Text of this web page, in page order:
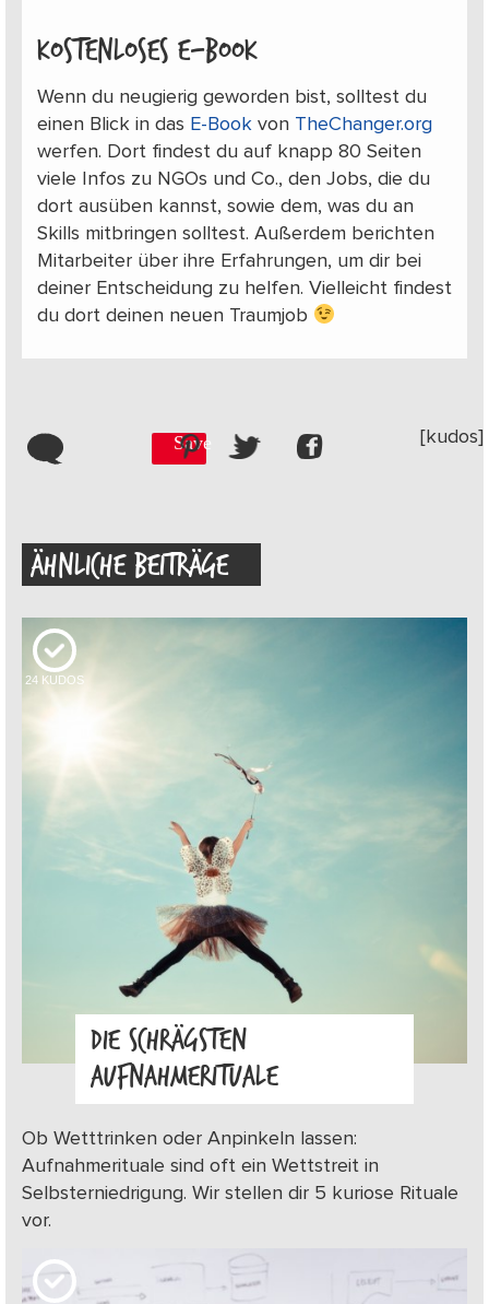
Kostenloses E-Book
Wenn du neugierig geworden bist, solltest du
einen Blick in das E-Bookvon TheChanger.org
werfen. Dort findest du auf knapp 80 Seiten
viele Infos zu NGOs und Co., den Jobs, die du
dort ausüben kannst, sowie dem, was du an
Skills mitbringen solltest. Außerdem berichten
Mitarbeiter über ihre Erfahrungen, um dir bei
deiner Entscheidung zu helfen. Vielleicht findest
du dort deinen neuen Traumjob
Save [kudos]
ÄHNLICHE BEITRÄGE
24 KUDOS
DIE SCHRÄGSTEN
AUFNAHMERITUALE
Ob Wetttrinken oder Anpinkeln lassen:
Aufnahmerituale sind oft ein Wettstreit in
Selbsterniedrigung. Wir stellen dir 5 kuriose Rituale
vor.